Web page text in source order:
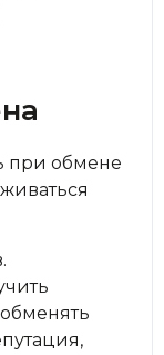
при обмене